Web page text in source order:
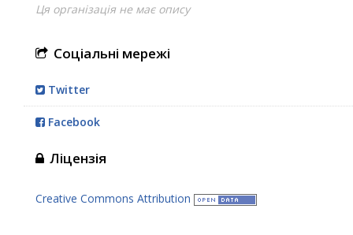
Ця організація не має опису
Соціальні мережі
Twitter
Facebook
Ліцензія
Creative Commons Attribution